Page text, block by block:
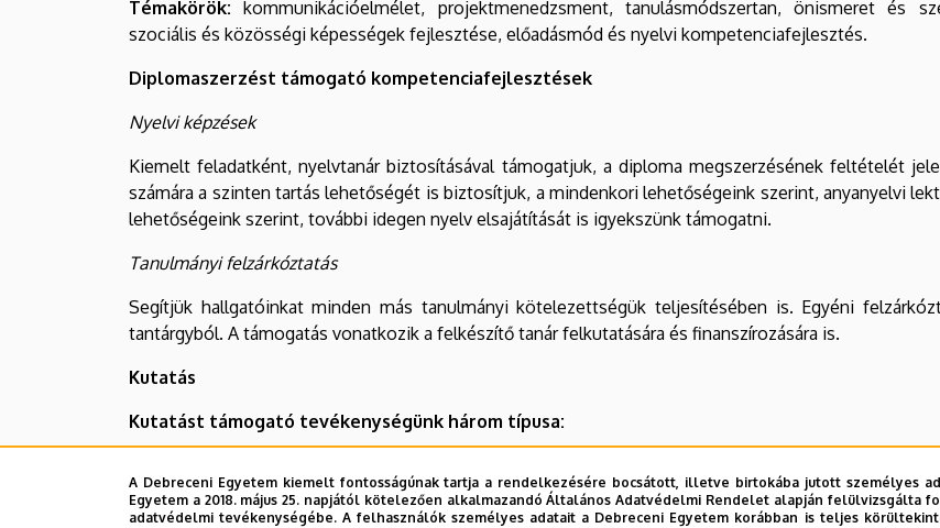
Témakörök: kommunikációelmélet, projektmenedzsment, tanulásmódszertan, önismeret és
szociális és közösségi képességek fejlesztése, előadásmód és nyelvi kompetenciafejlesztés.
Diplomaszerzést támogató kompetenciafejlesztések
Nyelvi képzések
Kiemelt feladatként, nyelvtanár biztosításával támogatjuk, a diploma megszerzésének feltételét
számára a szinten tartás lehetőségét is biztosítjuk, a mindenkori lehetőségeink szerint, anyanyelvi
lehetőségeink szerint, további idegen nyelv elsajátítását is igyekszünk támogatni.
Tanulmányi felzárkóztatás
Segítjük hallgatóinkat minden más tanulmányi kötelezettségük teljesítésében is. Egyéni
tantárgyból. A támogatás vonatkozik a felkészítő tanár felkutatására és finanszírozására is.
Kutatás
Kutatást támogató tevékenységünk három típusa:
eredményességéhez adnak bemeneti adatokat.
A Debreceni Egyetem kiemelt fontosságúnak tartja a rendelkezésére bocsátott, illetve birtokába jutott személyes
Egyetem a 2018. május 25. napjától kötelezően alkalmazandó Általános Adatvédelmi Rendelet alapján felülvizsgálta
adatvédelmi tevékenységébe. A felhasználók személyes adatait a Debreceni Egyetem korábban is teljes